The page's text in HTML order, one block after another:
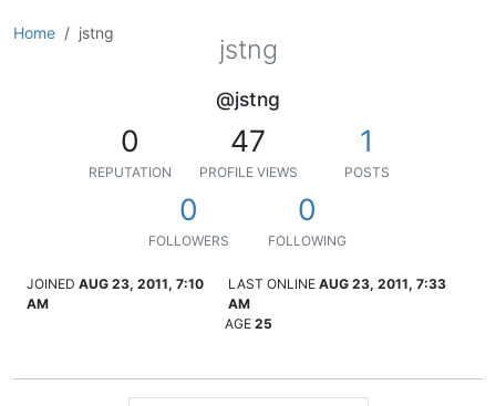
Home jstng
jstng
@jstng
0
REPUTATION
47
PROFILE VIEWS
1
POSTS
0
FOLLOWERS
0
FOLLOWING
JOINED AUG 23, 2011, 7:10
AM
LAST ONLINE AUG 23, 2011, 7:33
AM
AGE 25